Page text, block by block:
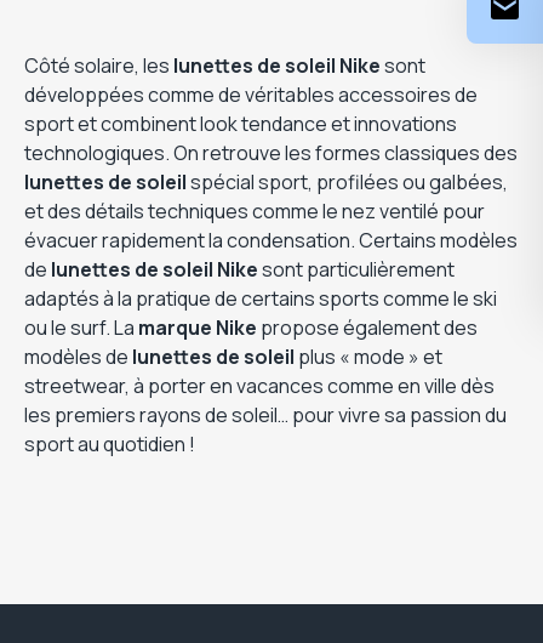
Côté solaire, les lunettes de soleil Nikesont
développées comme de véritables accessoires de
sport et combinent look tendance et innovations
technologiques. On retrouve les formes classiques des
lunettes de soleilspécial sport, profilées ou galbées,
et des détails techniques comme le nez ventilé pour
évacuer rapidement la condensation. Certains modèles
de lunettes de soleil Nikesont particulièrement
adaptés à la pratique de certains sports comme le ski
ou le surf. La marque Nike propose également des
modèles de lunettes de soleil plus « mode » et
streetwear, à porter en vacances comme en ville dès
les premiers rayons de soleil… pour vivre sa passion du
sport au quotidien !